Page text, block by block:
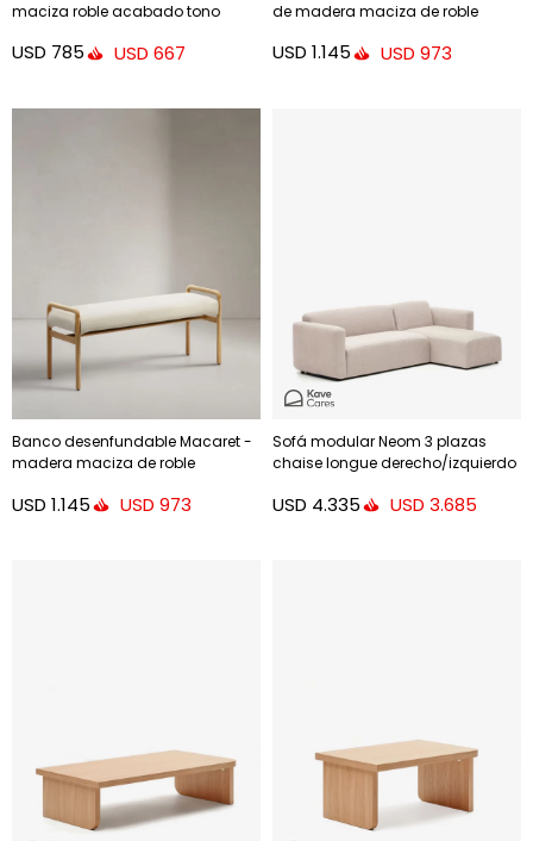
maciza roble acabado tono
FSC 100%
USD 785 USD 667
de madera maciza de roble
Credit.
USD 1.145 USD 973
Banco desenfundable Macaret -
madera maciza de roble
Credit
USD 1.145 USD 973
Sofá modular Neom 3 plazas
chaise longue derecho/izquierdo
USD 4.335 USD 3.685